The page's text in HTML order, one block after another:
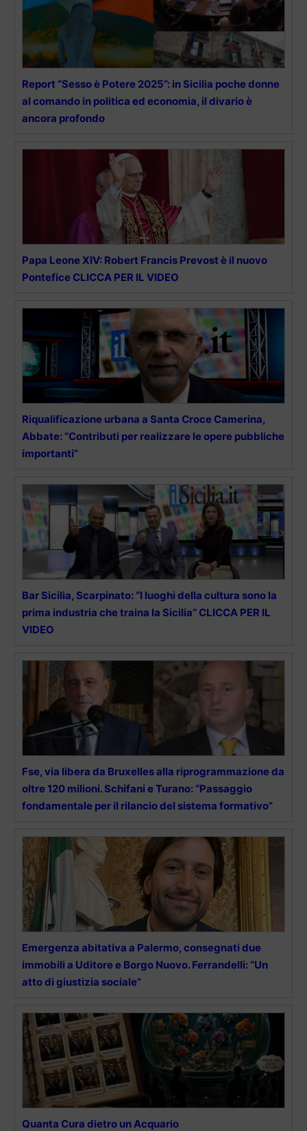
Report “Sesso è Potere 2025”: in Sicilia poche donne
al comando in politica ed economia, il divario è
ancora profondo
Papa Leone XIV: Robert Francis Prevost è il nuovo
Pontefice CLICCA PER IL VIDEO
Riqualificazione urbana a Santa Croce Camerina,
Abbate: “Contributi per realizzare le opere pubbliche
importanti”
Bar Sicilia, Scarpinato: “I luoghi della cultura sono la
prima industria che traina la Sicilia” CLICCA PER IL
VIDEO
Fse, via libera da Bruxelles alla riprogrammazione da
oltre 120 milioni. Schifani e Turano: “Passaggio
fondamentale per il rilancio del sistema formativo”
Emergenza abitativa a Palermo, consegnati due
immobili a Uditore e Borgo Nuovo. Ferrandelli: “Un
atto di giustizia sociale”
Quanta Cura dietro un Acquario